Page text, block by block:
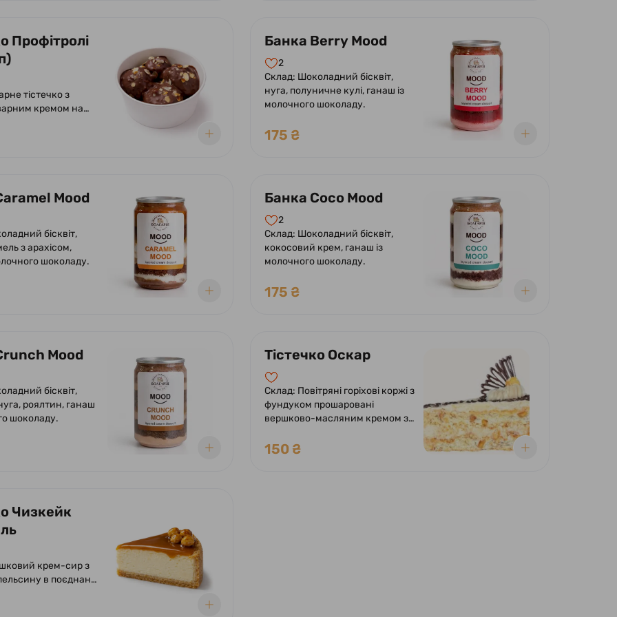
глазур'ю
Полуниця -
і ноткою
солодкою
Профітролі
тістечко з
кремом на
фундучним
Банка Berry Mood
2
Склад: Шоколадний бісквіт,
нуга, полуничне кулі, ганаш із
молочного шоколаду.
175 ₴
Mood
бісквіт,
з арахісом,
шоколаду.
Банка Coco Mood
2
Склад: Шоколадний бісквіт,
кокосовий крем, ганаш із
молочного шоколаду.
175 ₴
Mood
бісквіт,
роялтин, ганаш
шоколаду.
Тістечко Оскар
Склад: Повітряні горіхові коржі з
фундуком прошаровані
вершково-масляним кремом з
та какао. Оформлено кремом,
150 ₴
Чизкейк
крем-сир з
в поєднанні